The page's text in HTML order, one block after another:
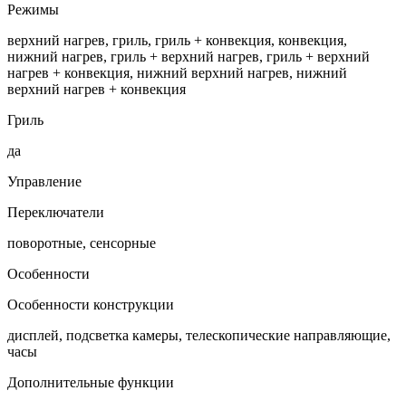
Режимы
верхний нагрев, гриль, гриль + конвекция, конвекция,
нижний нагрев, гриль + верхний нагрев, гриль + верхний
нагрев + конвекция, нижний верхний нагрев, нижний
верхний нагрев + конвекция
Гриль
да
Управление
Переключатели
поворотные, сенсорные
Особенности
Особенности конструкции
дисплей, подсветка камеры, телескопические направляющие,
часы
Дополнительные функции